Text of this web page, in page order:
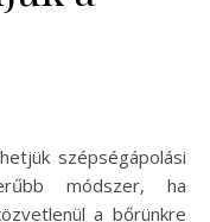
szépségápolási
módszer, ha
a bőrünkre